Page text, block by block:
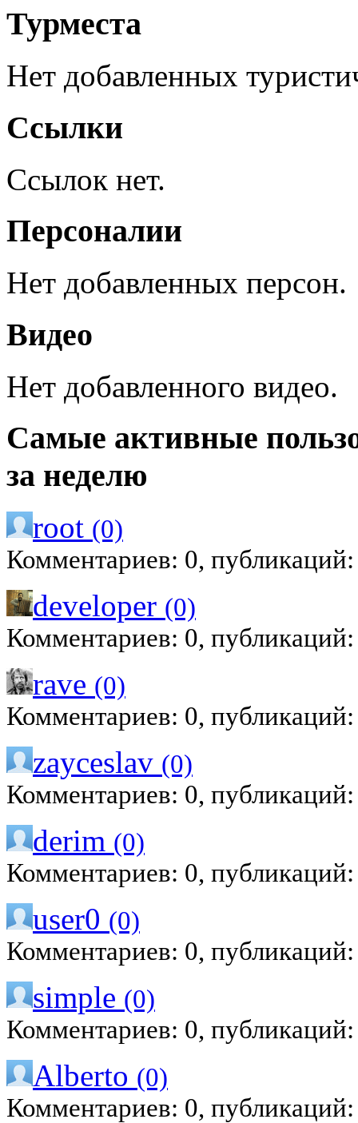
Турместа
Нет добавленных
Ссылки
Ссылок нет.
Персоналии
Нет добавленных персон.
Видео
Нет добавленного видео.
Самые активные
за неделю
root (0)
Комментариев: 0,
developer (0)
Комментариев: 0,
rave (0)
Комментариев: 0,
zayceslav (0)
Комментариев: 0,
derim (0)
Комментариев: 0,
user0 (0)
Комментариев: 0,
simple (0)
Комментариев: 0,
Alberto (0)
Комментариев: 0,